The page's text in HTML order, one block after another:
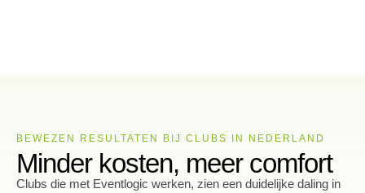
BEWEZEN RESULTATEN BIJ CLUBS IN NEDERLAND
Minder kosten, meer comfort
Clubs die met Eventlogic werken, zien een duidelijke daling in